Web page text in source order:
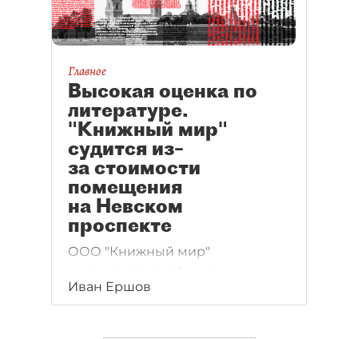
Главное
Высокая оценка по
литературе.
"Книжный мир"
судится из–
за стоимости
помещения
на Невском
проспекте
ООО "Книжный мир"
Третьякова и Геннадия Голубева
судится с городом из–
Иван Ершов